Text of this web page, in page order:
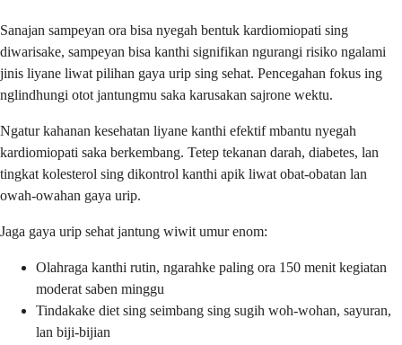
Sanajan sampeyan ora bisa nyegah bentuk kardiomiopati sing
diwarisake, sampeyan bisa kanthi signifikan ngurangi risiko ngalami
jinis liyane liwat pilihan gaya urip sing sehat. Pencegahan fokus ing
nglindhungi otot jantungmu saka karusakan sajrone wektu.
Ngatur kahanan kesehatan liyane kanthi efektif mbantu nyegah
kardiomiopati saka berkembang. Tetep tekanan darah, diabetes, lan
tingkat kolesterol sing dikontrol kanthi apik liwat obat-obatan lan
owah-owahan gaya urip.
Jaga gaya urip sehat jantung wiwit umur enom:
Olahraga kanthi rutin, ngarahke paling ora 150 menit kegiatan
moderat saben minggu
Tindakake diet sing seimbang sing sugih woh-wohan, sayuran,
lan biji-bijian